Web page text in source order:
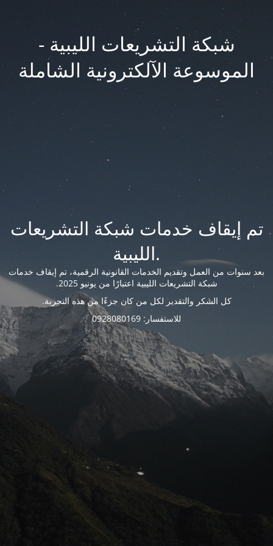
شبكة التشريعات الليبية -
الموسوعة الآلكترونية الشاملة
تم إيقاف خدمات شبكة التشريعات
الليبية.
بعد سنوات من العمل وتقديم الخدمات القانونية الرقمية، تم إيقاف خدمات
شبكة التشريعات الليبية اعتبارًا من يونيو 2025.
كل الشكر والتقدير لكل من كان جزءًا من هذه التجربة.
للاستفسار: 0928080169